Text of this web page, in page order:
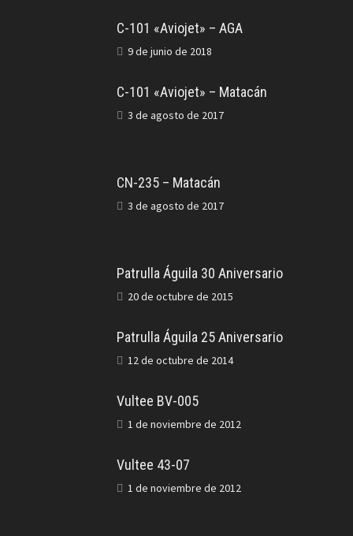
C-101 «Aviojet» – AGA
9 de junio de 2018
C-101 «Aviojet» – Matacán
3 de agosto de 2017
CN-235 – Matacán
3 de agosto de 2017
Patrulla Águila 30 Aniversario
20 de octubre de 2015
Patrulla Águila 25 Aniversario
12 de octubre de 2014
Vultee BV-005
1 de noviembre de 2012
Vultee 43-07
1 de noviembre de 2012